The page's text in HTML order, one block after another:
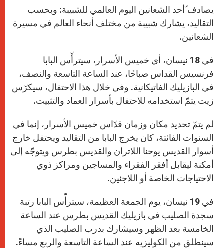
يصادف ّأحد الشعانين اليوم العالمي للشبيبة: وبحسب
التقاليد، يشارك شبيبة من مختلف أنحاء العالم في مسيرة
الشعانين.
في 18 نيسان، أي خميس الأسرار، سيترأّس البابا
فرنسيس القداس صباحًا، عند الساعة التاسعة والنصف،
في البازيليك الفاتيكانية. وفي خلال هذا الاحتفال، سيكرّس
زيت يتمّ استخدامه للاحتفال بأسرار العماد والتثبيت.
لم يتمّ تحديد مكان وزمان قدّاس خميس الأسرار، إنما في
السنوات الفائتة، كان يخرج البابا من التقاليد ويحتفل خارج
أسوار القديس يوحنا اللاتران والقديس بطرس ويتوجّه إلى
أمكنة ليقابل أفقر الفقراء والمساجين ومراكز ذوي
الاحتياجات الخاصة أو اللاجئين.
في 19 نيسان، يوم الجمعة العظيمة، سيترأّس البابا رتبة
سجدة الصليب في بازيليك القديس بطرس عند الساعة
الخامسة بعد الظهر وسيشارك بدرب الصليب الذي
سينطلق من الكوليزيه عند الساعة التاسعة والربع مساءً.